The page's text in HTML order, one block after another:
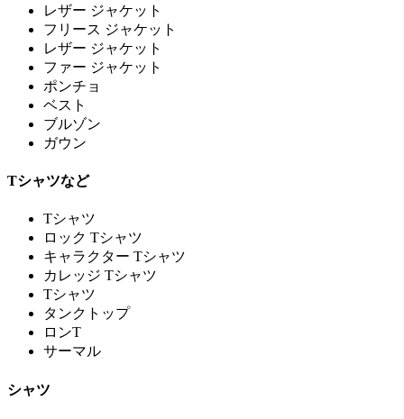
レザー ジャケット
フリース ジャケット
レザー ジャケット
ファー ジャケット
ポンチョ
ベスト
ブルゾン
ガウン
Tシャツなど
Tシャツ
ロック Tシャツ
キャラクター Tシャツ
カレッジ Tシャツ
Tシャツ
タンクトップ
ロンT
サーマル
シャツ